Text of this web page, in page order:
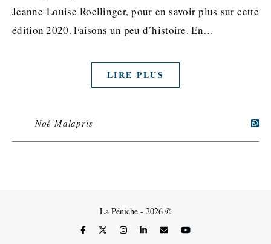
Jeanne-Louise Roellinger, pour en savoir plus sur cette
édition 2020. Faisons un peu d’histoire. En…
LIRE PLUS
Noé Malapris
La Péniche - 2026 ©